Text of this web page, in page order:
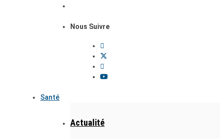
Nous Suivre
Santé
Actualité